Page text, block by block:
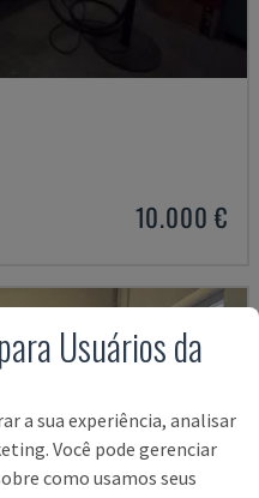
10.000 €
Usuários da
a sua experiência, analisar
Você pode gerenciar
como usamos seus